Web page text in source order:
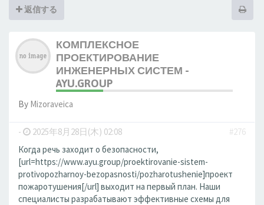
返信する
КОМПЛЕКСНОЕ
ПРОЕКТИРОВАНИЕ
ИНЖЕНЕРНЫХ СИСТЕМ -
AYU.GROUP
By Mizoraveica
- 2025年8月28日(木) 02:08
#276
Когда речь заходит о безопасности,
[url=https://www.ayu.group/proektirovanie-sistem-
protivopozharnoy-bezopasnosti/pozharotushenie]проект
пожаротушения[/url] выходит на первый план. Наши
специалисты разрабатывают эффективные схемы для